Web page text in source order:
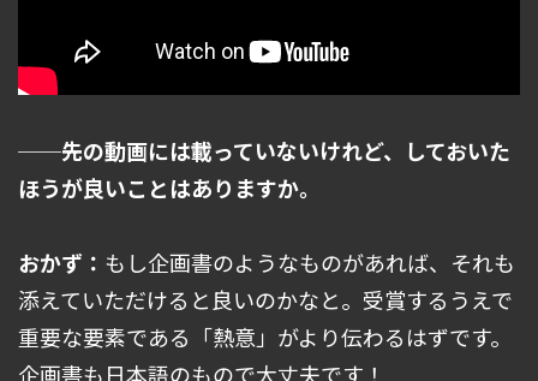
──先の動画には載っていないけれど、しておいた
ほうが良いことはありますか。
おかず： もし企画書のようなものがあれば、それも
添えていただけると良いのかなと。受賞するうえで
重要な要素である「熱意」がより伝わるはずです。
企画書も日本語のもので大丈夫です！